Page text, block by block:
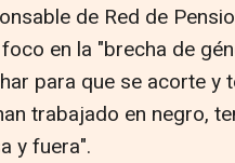
de Red de
en la "brecha de
para que se acorte y
trabajado en negro,
y fuera".